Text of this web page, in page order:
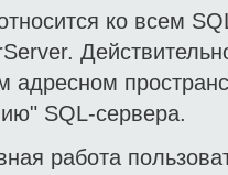
ко всем
адресном
SQL-сервера.
работа